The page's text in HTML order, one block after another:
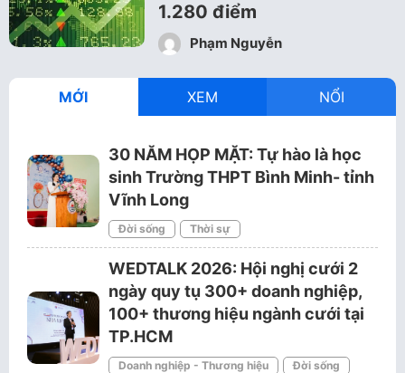
1.280 điểm
Phạm Nguyễn
MỚI XEM NỔI
30 NĂM HỌP MẶT: Tự hào là học
sinh Trường THPT Bình Minh- tỉnh
Vĩnh Long
Đời sống Thời sự
WEDTALK 2026: Hội nghị cưới 2
ngày quy tụ 300+ doanh nghiệp,
100+ thương hiệu ngành cưới tại
TP.HCM
Doanh nghiệp - Thương hiệu
Đời sống